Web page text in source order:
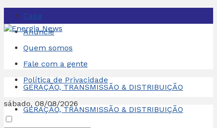
Capa
Anuncie
Quem somos
Fale com a gente
Política de Privacidade
sábado, 08/08/2026
GERAÇÃO, TRANSMISSÃO & DISTRIBUIÇÃO
GERAÇÃO, TRANSMISSÃO & DISTRIBUIÇÃO